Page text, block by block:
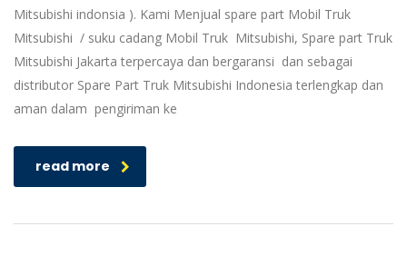
Mitsubishi indonsia ). Kami Menjual spare part Mobil Truk
Mitsubishi / suku cadang Mobil Truk Mitsubishi, Spare part Truk
Mitsubishi Jakarta terpercaya dan bergaransi dan sebagai
distributor Spare Part Truk Mitsubishi Indonesia terlengkap dan
aman dalam pengiriman ke
read more